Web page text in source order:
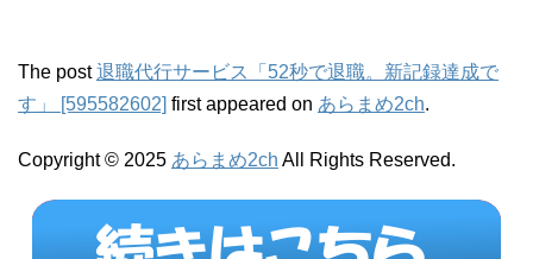
The post退職代行サービス「52秒で退職。新記録達成で
す」 [595582602] first appeared on あらまめ2ch.
Copyright © 2025 あらまめ2ch All Rights Reserved.